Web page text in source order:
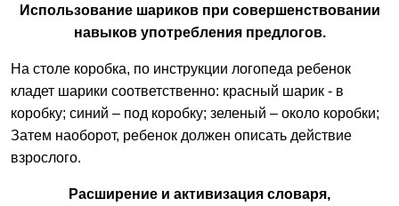
Использование шариков при совершенствовании
навыков употребления предлогов.
На столе коробка, по инструкции логопеда ребенок
кладет шарики соответственно: красный шарик - в
коробку; синий – под коробку; зеленый – около коробки;
Затем наоборот, ребенок должен описать действие
взрослого.
Расширение и активизация словаря,